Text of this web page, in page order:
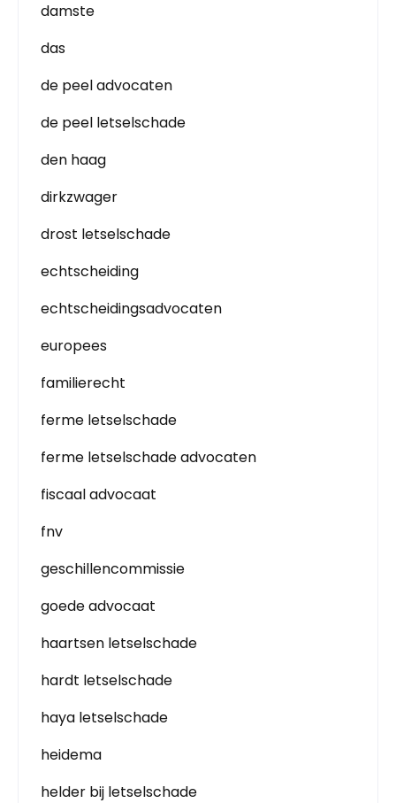
damste
das
de peel advocaten
de peel letselschade
den haag
dirkzwager
drost letselschade
echtscheiding
echtscheidingsadvocaten
europees
familierecht
ferme letselschade
ferme letselschade advocaten
fiscaal advocaat
fnv
geschillencommissie
goede advocaat
haartsen letselschade
hardt letselschade
haya letselschade
heidema
helder bij letselschade